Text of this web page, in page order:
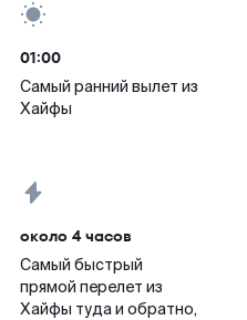
01:00
Самый ранний вылет из
Хайфы
около 4 часов
Самый быстрый
прямой перелет из
Хайфы туда и обратно,